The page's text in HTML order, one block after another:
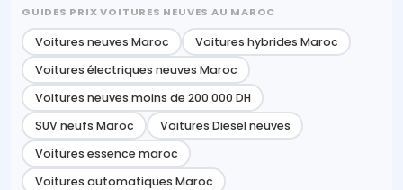
GUIDES PRIX VOITURES NEUVES AU MAROC
Voitures neuves Maroc
Voitures hybrides Maroc
Voitures électriques neuves Maroc
Voitures neuves moins de 200 000 DH
SUV neufs Maroc
Voitures Diesel neuves
Voitures essence maroc
Voitures automatiques Maroc